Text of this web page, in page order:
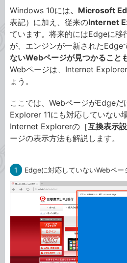
Windows 10には、Microsoft
表記）に加え、従来のInternet
ています。将来的にはEdgeに移
が、エンジンが一新されたEdge
ないWebページが見つかること
Webページは、Internet
ょう。
ここでは、WebページがEdge
Explorer 11にも対応していない
Internet Explorerの［互換表示
ージの表示方法も解説します。
1 Edgeに対応していないWebペー